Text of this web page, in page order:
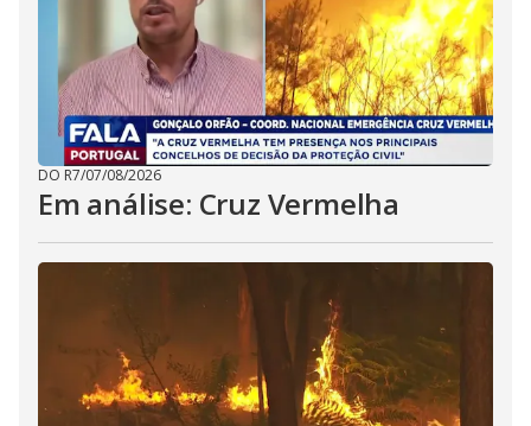
DO R7/07/08/2026
Em análise: Cruz Vermelha